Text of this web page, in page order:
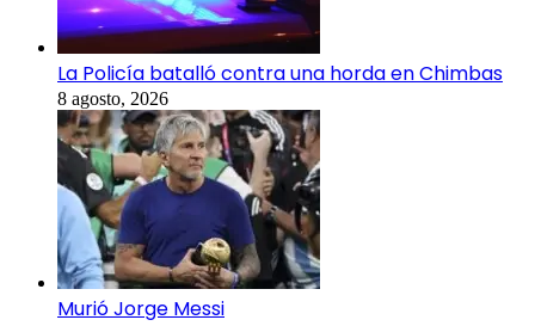
La Policía batalló contra una horda en Chimbas
8 agosto, 2026
Murió Jorge Messi